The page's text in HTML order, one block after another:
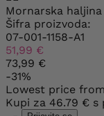
Mornarska
Šifra proizvoda:
07-001-1158-A1
51,99 €
73,99 €
-31%
Lowest price
Kupi za 46.79 € s